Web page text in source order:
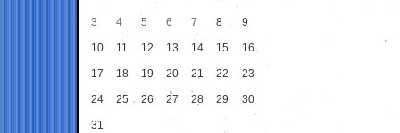
3 4 5 6 7 8 9
10 11 12 13 14 15 16
17 18 19 20 21 22 23
24 25 26 27 28 29 30
31